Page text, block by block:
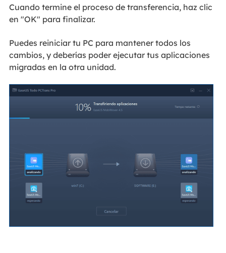
Cuando termine el proceso de transferencia, haz clic
en "OK" para finalizar.
Puedes reiniciar tu PC para mantener todos los
cambios, y deberías poder ejecutar tus aplicaciones
migradas en la otra unidad.